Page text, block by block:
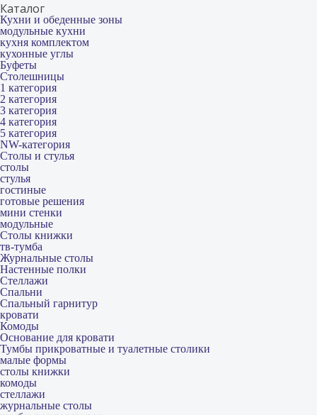
Каталог
Кухни и обеденные зоны
модульные кухни
кухня комплектом
кухонные углы
Буфеты
Столешницы
1 категория
2 категория
3 категория
4 категория
5 категория
NW-категория
Столы и стулья
столы
стулья
гостиные
готовые решения
мини стенки
модульные
Столы книжки
тв-тумба
Журнальные столы
Настенные полки
Стеллажи
Спальни
Спальный гарнитур
кровати
Комоды
Основание для кровати
Тумбы прикроватные и туалетные столики
малые формы
столы книжки
комоды
стеллажи
журнальные столы